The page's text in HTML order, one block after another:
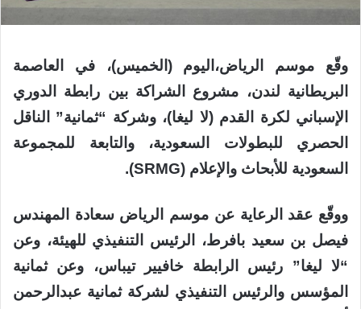
وقّع موسم الرياض، اليوم ( الخميس)، في
العاصمة
البريطانية لندن، مشروع الشراكةبين رابطة
الدوري
الإسباني لكرة القدم (لا ليغا)، وشركة “ثمانية”
الناقل
الحصري
للبطولات السعودية، والتابعة
للمجموعة
السعودية للأبحاث والإعلام (
SRMG
).
ووقّع عقد الرعاية عن موسم الرياضسعادة
المهندس
فيصل بنسعيد بافرط، الرئيس التنفيذي للهيئة، وعن
“لا ليغا” رئيس الرابطةخافيير تيباس، وعن ثمانية
المؤسس و الرئيس التنفيذي لشركة ثمانية عبدالرحمن